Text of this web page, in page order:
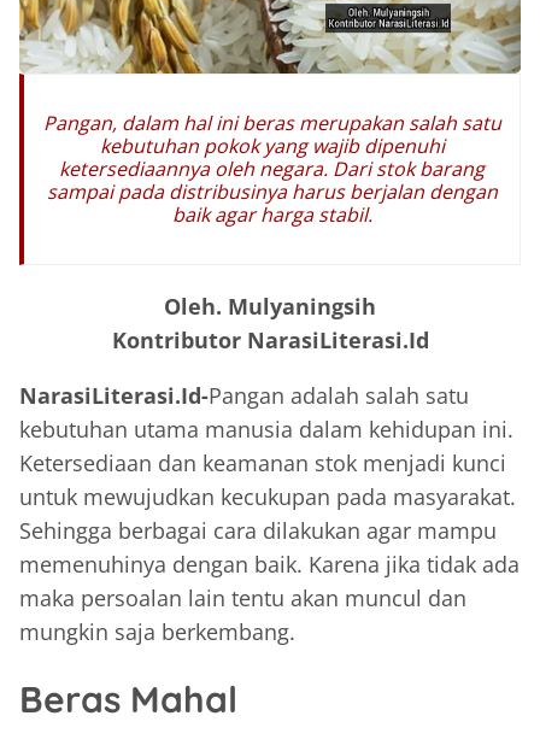
Pangan, dalam hal ini beras merupakan salah satu
kebutuhan pokok yang wajib dipenuhi
ketersediaannya oleh negara. Dari stok barang
sampai pada distribusinya harus berjalan dengan
baik agar harga stabil.
Oleh. Mulyaningsih
Kontributor NarasiLiterasi.Id
NarasiLiterasi.Id-Pangan adalah salah satu
kebutuhan utama manusia dalam kehidupan ini.
Ketersediaan dan keamanan stok menjadi kunci
untuk mewujudkan kecukupan pada masyarakat.
Sehingga berbagai cara dilakukan agar mampu
memenuhinya dengan baik. Karena jika tidak ada
maka persoalan lain tentu akan muncul dan
mungkin saja berkembang.
Beras Mahal